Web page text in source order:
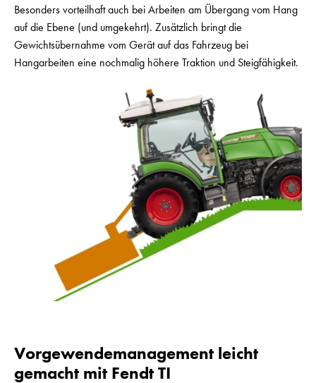
Besonders vorteilhaft auch bei Arbeiten am Übergang vom Hang
auf die Ebene (und umgekehrt). Zusätzlich bringt die
Gewichtsübernahme vom Gerät auf das Fahrzeug bei
Hangarbeiten eine nochmalig höhere Traktion und Steigfähigkeit.
Vorgewendemanagement leicht
gemacht mit Fendt TI